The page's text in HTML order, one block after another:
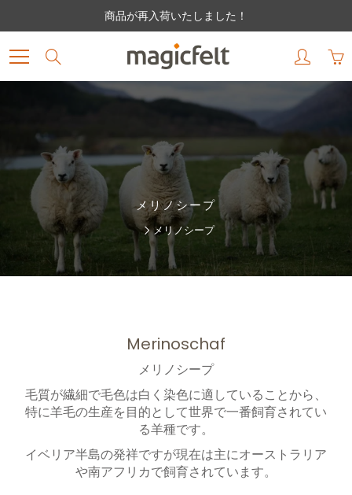
商品が再入荷いたしました！
メリノシープ
メリノシープ
Merinoschaf
メリノシープ
毛質が繊細で毛色は白く染色に適していることから、
特に羊毛の生産を目的として世界で一番飼育されてい
る羊種です。
イベリア半島の発祥ですが現在は主にオーストラリア
や南アフリカで飼育されています。